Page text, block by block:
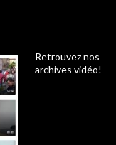
Retrouvez nos
archives vidéo!